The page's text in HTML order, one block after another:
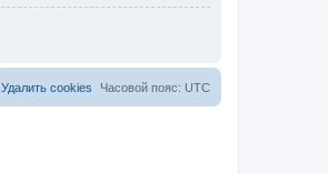
Часовой пояс: UTC
Удалить cookies